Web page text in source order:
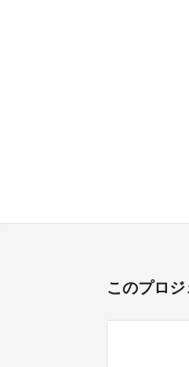
このプロ